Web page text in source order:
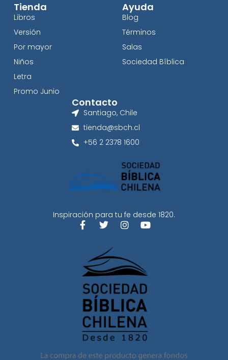
Inspiración para tu fe desde 1820.
Tienda
Libros
Versión
Por mayor
Niños
Letra
Promo Junio
Ayuda
Blog
Términos
Salas
Sociedad Bíblica
Contacto
Santiago, Chile
tienda@sbch.cl
+56 2 2378 1600